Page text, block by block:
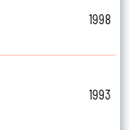
1998
1993